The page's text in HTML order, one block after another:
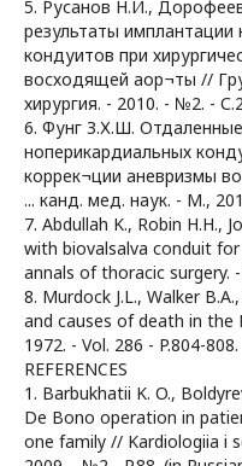
5. Русанов Н.И.,
результаты имплантации
кондуитов при
восходящей аор¬ты //
хирургия. - 2010. - №2. -
6. Фунг З.Х.Ш.
ноперикардиальных
коррек¬ции аневризмы
... канд. мед. наук. - М.,
7. Abdullah K., Robin H.H.,
with biovalsalva conduit
annals of thoracic surgery.
8. Murdock J.L., Walker
and causes of death in the
1972. - Vol. 286 - P.804-808.
REFERENCES
1. Barbukhatii K. O.,
De Bono operation in
one family // Kardiologiia i